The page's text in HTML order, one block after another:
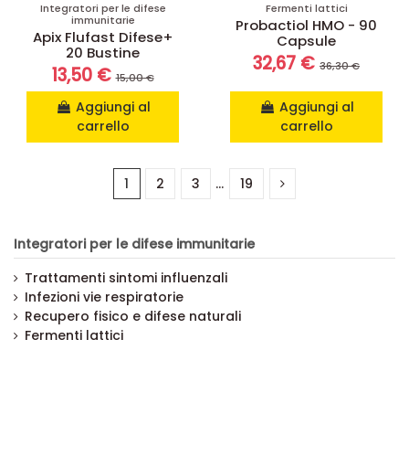
Integratori per le difese
immunitarie
Apix Flufast Difese+
20 Bustine
13,50 €15,00 €
Aggiungi al
carrello
Fermenti lattici
Probactiol HMO - 90
Capsule
32,67 € 36,30 €
Aggiungi al
carrello
1 2 3 … 19
Integratori per le difese immunitarie
Trattamenti sintomi influenzali
Infezioni vie respiratorie
Recupero fisico e difese naturali
Fermenti lattici